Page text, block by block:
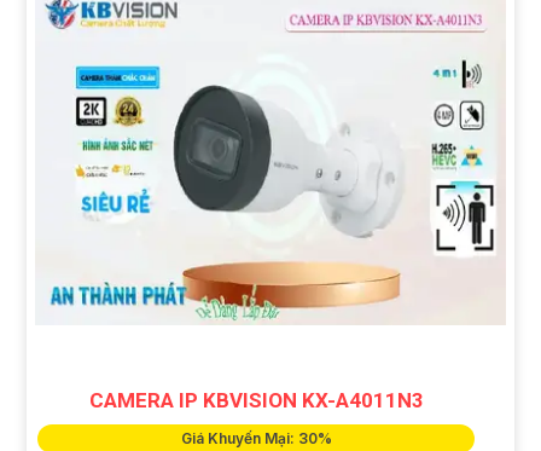
**Điều chỉnh góc quay và zoom**: Cân nhắc điều
chỉnh góc quay của camera sao cho phủ đầy đủ khu
vực cần quan sát và thử nghiệm chất lượng hình ảnh
sau khi lắp đặt xong.
**Bảo mật thông tin**: Đảm bảo camera IP được
thiết lập bảo mật mạnh, như đổi mật khẩu mặc định và
cập nhật phần mềm thường xuyên.
**Lưu trữ dữ liệu**: Xác định phương pháp lưu
trữ hình ảnh, có thể lưu trữ trên đám mây hoặc thiết bị
lưu trữ nội bộ.
**Kiểm tra và bảo dưỡng định kỳ**: Thực hiện
ảnh sắc nét.
Hy vọng những thông tin trên sẽ giúp bạn hiểu rõ hơn
CAMERA IP KBVISION KX-A4011N3
Giá Khuyến Mại: 30%